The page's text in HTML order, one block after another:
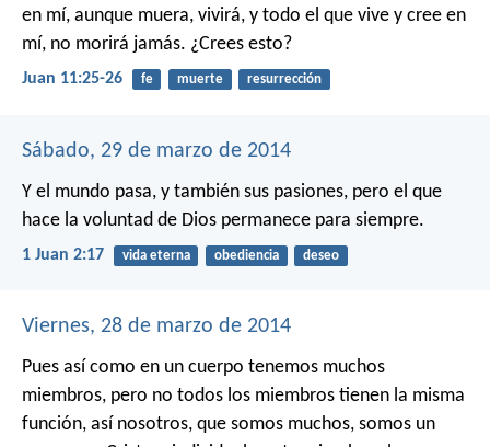
en mí, aunque muera, vivirá, y todo el que vive y cree en
mí, no morirá jamás. ¿Crees esto?
Juan 11:25-26 fe muerte resurrección
Sábado, 29 de marzo de 2014
Y el mundo pasa, y también sus pasiones, pero el que
hace la voluntad de Dios permanece para siempre.
1 Juan 2:17 vida eterna obediencia deseo
Viernes, 28 de marzo de 2014
Pues así como en un cuerpo tenemos muchos
miembros, pero no todos los miembros tienen la misma
función, así nosotros, que somos muchos, somos un